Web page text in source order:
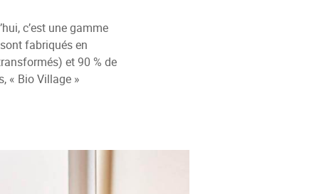
c’est une gamme
fabriqués en
et 90 % de
« Bio Village »